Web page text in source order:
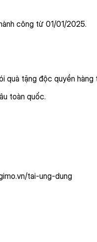
công từ 01/01/2025.
quà tặng độc quyền hàng
toàn quốc.
tai-ung-dung